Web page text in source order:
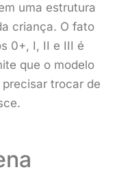
uma estrutura
criança. O fato
0+, I, II e III é
que o modelo
trocar de